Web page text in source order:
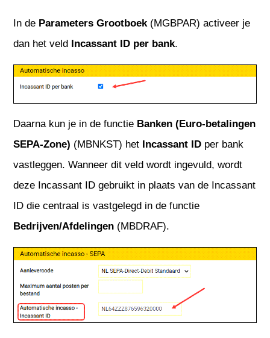
In de Parameters Grootboek (MGBPAR) activeer je
dan het veld Incassant ID per bank.
Daarna kun je in de functie Banken (Euro-betalingen
SEPA-Zone) (MBNKST) het Incassant ID per bank
vastleggen. Wanneer dit veld wordt ingevuld, wordt
deze Incassant ID gebruikt in plaats van de Incassant
ID die centraal is vastgelegd in de functie
Bedrijven/Afdelingen (MBDRAF).